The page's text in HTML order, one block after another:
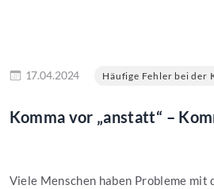
17.04.2024 Häufige Fehler bei der
Komma vor „anstatt“ –
Viele Menschen haben Probleme